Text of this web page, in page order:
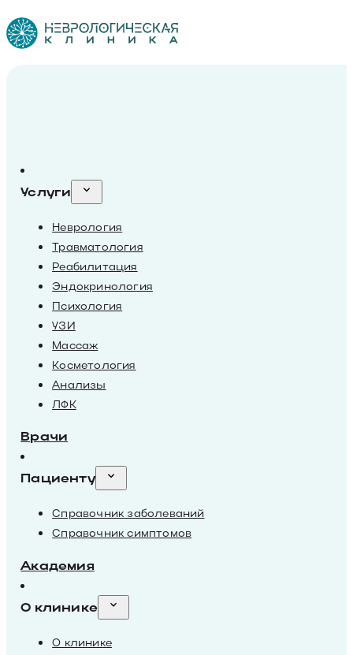
Услуги
Неврология
Травматология
Реабилитация
Эндокринология
Психология
УЗИ
Массаж
Косметология
Анализы
ЛФК
Врачи
Пациенту
Справочник заболеваний
Справочник симптомов
Академия
О клинике
О клинике